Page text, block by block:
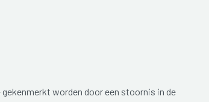
worden door een stoornis in de